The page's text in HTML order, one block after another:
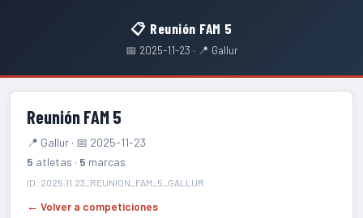
📋 Reunión FAM 5
📅 2025-11-23 · 📍 Gallur
Reunión FAM 5
📍 Gallur · 📅 2025-11-23
5 atletas · 5 marcas
ID: 2025.11.23_REUNION_FAM_5_GALLUR
← Volver a competiciones